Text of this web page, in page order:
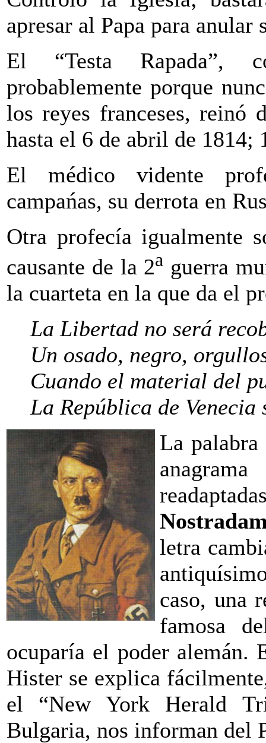
apresar al Papa para
El “Testa Rapada”,
probablemente porque
los reyes franceses, reinó
hasta el 6 de abril de 1814;
El médico vidente
campańas, su derrota en
Otra profecía igualmente
causante de la 2a guerra
la cuarteta en la que da el
La Libertad no será
Un osado, negro,
Cuando el material del
La República de
La
letra
caso, una
famosa
ocuparía el poder alemán.
Hister se explica
el “New York Herald
Bulgaria, nos informan del